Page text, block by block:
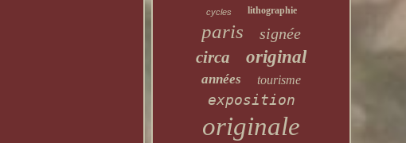
cycles lithographie
paris signée
circa original
années tourisme
exposition
originale